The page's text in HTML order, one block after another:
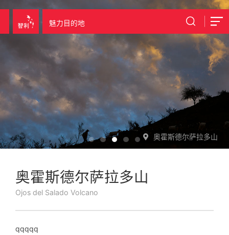
魅力目的地
奥霍斯德尔萨拉多山
奥霍斯德尔萨拉多山
Ojos del Salado Volcano
qqqqq